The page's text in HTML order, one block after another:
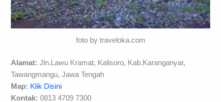
foto by traveloka.com
Alamat: Jln.Lawu Kramat, Kalisoro, Kab.Karanganyar,
Tawangmangu, Jawa Tengah
Map: Klik Disini
Kontak: 0813 4709 7300